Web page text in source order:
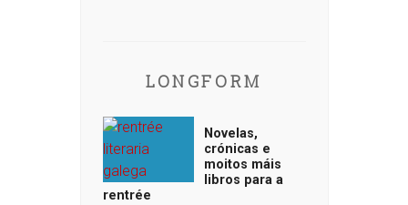
LONGFORM
Novelas,
crónicas e
moitos máis
libros para a
rentrée